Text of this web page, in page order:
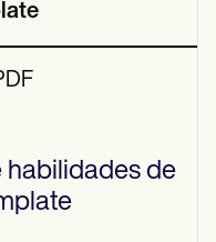
habilidades de